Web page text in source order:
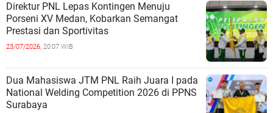
Direktur PNL Lepas Kontingen Menuju
Porseni XV Medan, Kobarkan Semangat
Prestasi dan Sportivitas
23/07/2026, 20:07 WIB
Dua Mahasiswa JTM PNL Raih Juara I pada
National Welding Competition 2026 di PPNS
Surabaya